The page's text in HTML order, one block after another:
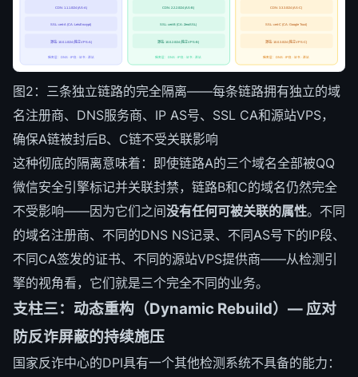
CDN: 1.1.1.0/24 (AS-A)
SSL: cert-A (CA: LetsEncrypt)
源站: 10.0.1.0/24 (独立VPS-A)
隔离层：DNS · IP段 · 证书 · 源站
CDN: 2.2.2.0/24 (AS-B)
SSL: cert-B (CA: ZeroSSL)
源站: 10.0.2.0/24 (独立VPS-B)
隔离层：DNS · IP段 · 证书 · 源站
CDN: 3.3.3.0/24 (AS-C)
SSL: cert-C (CA: Google Trust)
源站: 10.0.3.0/24 (独立VPS-C)
隔离层：DNS · IP段 · 证书 · 源站
图2：三条独立链路的完全隔离——每条链路拥有独立的域
名注册商、DNS服务商、IP AS号、SSL CA和源站VPS，
确保A链被封后B、C链不受关联影响
这种彻底的隔离意味着：即使链路A的三个域名全部被QQ
微信安全引擎标记并关联封禁，链路B和C的域名仍然完全
不受影响——因为它们之间没有任何可被关联的属性。不同
的域名注册商、不同的DNS NS记录、不同AS号下的IP段、
不同CA签发的证书、不同的源站VPS提供商——从检测引
擎的视角看，它们就是三个完全不同的业务。
支柱三：动态重构（Dynamic Rebuild）— 应对
防反诈屏蔽的持续施压
国家反诈中心的DPI具有一个其他检测系统不具备的能力：